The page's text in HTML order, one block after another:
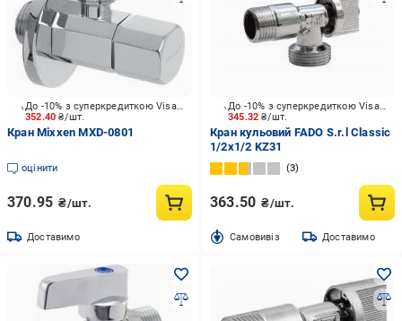
352.40₴/шт.
До -10% з суперкредиткою Visa Вигода
Кран Mixxen MXD-0801
оцінити
370.95 ₴/шт.
Доставимо
345.32₴/шт.
До -10% з суперкредиткою Visa Вигода
Кран кульовий FADO S.r.l Classic
1/2x1/2 KZ31
3
363.50 ₴/шт.
Cамовивіз Доставимо